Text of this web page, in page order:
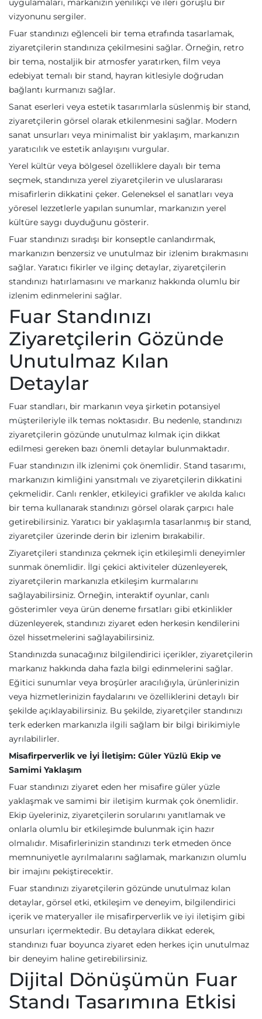
uygulamaları, markanızın yenilikçi ve ileri görüşlü bir
vizyonunu sergiler.
Fuar standınızı eğlenceli bir tema etrafında tasarlamak,
ziyaretçilerin standınıza çekilmesini sağlar. Örneğin, retro
bir tema, nostaljik bir atmosfer yaratırken, film veya
edebiyat temalı bir stand, hayran kitlesiyle doğrudan
bağlantı kurmanızı sağlar.
Sanat eserleri veya estetik tasarımlarla süslenmiş bir stand,
ziyaretçilerin görsel olarak etkilenmesini sağlar. Modern
sanat unsurları veya minimalist bir yaklaşım, markanızın
yaratıcılık ve estetik anlayışını vurgular.
Yerel kültür veya bölgesel özelliklere dayalı bir tema
seçmek, standınıza yerel ziyaretçilerin ve uluslararası
misafirlerin dikkatini çeker. Geleneksel el sanatları veya
yöresel lezzetlerle yapılan sunumlar, markanızın yerel
kültüre saygı duyduğunu gösterir.
Fuar standınızı sıradışı bir konseptle canlandırmak,
markanızın benzersiz ve unutulmaz bir izlenim bırakmasını
sağlar. Yaratıcı fikirler ve ilginç detaylar, ziyaretçilerin
standınızı hatırlamasını ve markanız hakkında olumlu bir
izlenim edinmelerini sağlar.
Fuar Standınızı
Ziyaretçilerin Gözünde
Unutulmaz Kılan
Detaylar
Fuar standları, bir markanın veya şirketin potansiyel
müşterileriyle ilk temas noktasıdır. Bu nedenle, standınızı
ziyaretçilerin gözünde unutulmaz kılmak için dikkat
edilmesi gereken bazı önemli detaylar bulunmaktadır.
Fuar standınızın ilk izlenimi çok önemlidir. Stand tasarımı,
markanızın kimliğini yansıtmalı ve ziyaretçilerin dikkatini
çekmelidir. Canlı renkler, etkileyici grafikler ve akılda kalıcı
bir tema kullanarak standınızı görsel olarak çarpıcı hale
getirebilirsiniz. Yaratıcı bir yaklaşımla tasarlanmış bir stand,
ziyaretçiler üzerinde derin bir izlenim bırakabilir.
Ziyaretçileri standınıza çekmek için etkileşimli deneyimler
sunmak önemlidir. İlgi çekici aktiviteler düzenleyerek,
ziyaretçilerin markanızla etkileşim kurmalarını
sağlayabilirsiniz. Örneğin, interaktif oyunlar, canlı
gösterimler veya ürün deneme fırsatları gibi etkinlikler
düzenleyerek, standınızı ziyaret eden herkesin kendilerini
özel hissetmelerini sağlayabilirsiniz.
Standınızda sunacağınız bilgilendirici içerikler, ziyaretçilerin
markanız hakkında daha fazla bilgi edinmelerini sağlar.
Eğitici sunumlar veya broşürler aracılığıyla, ürünlerinizin
veya hizmetlerinizin faydalarını ve özelliklerini detaylı bir
şekilde açıklayabilirsiniz. Bu şekilde, ziyaretçiler standınızı
terk ederken markanızla ilgili sağlam bir bilgi birikimiyle
ayrılabilirler.
Misafirperverlik ve İyi İletişim: Güler Yüzlü Ekip ve
Samimi Yaklaşım
Fuar standınızı ziyaret eden her misafire güler yüzle
yaklaşmak ve samimi bir iletişim kurmak çok önemlidir.
Ekip üyeleriniz, ziyaretçilerin sorularını yanıtlamak ve
onlarla olumlu bir etkileşimde bulunmak için hazır
olmalıdır. Misafirlerinizin standınızı terk etmeden önce
memnuniyetle ayrılmalarını sağlamak, markanızın olumlu
bir imajını pekiştirecektir.
Fuar standınızı ziyaretçilerin gözünde unutulmaz kılan
detaylar, görsel etki, etkileşim ve deneyim, bilgilendirici
içerik ve materyaller ile misafirperverlik ve iyi iletişim gibi
unsurları içermektedir. Bu detaylara dikkat ederek,
standınızı fuar boyunca ziyaret eden herkes için unutulmaz
bir deneyim haline getirebilirsiniz.
Dijital Dönüşümün Fuar
Standı Tasarımına Etkisi